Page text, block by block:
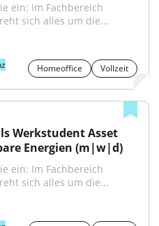
ein: Im Fachbereich
sich alles um die...
Homeoffice Vollzeit
Energien (m|w|d)
ein: Im Fachbereich
sich alles um die...